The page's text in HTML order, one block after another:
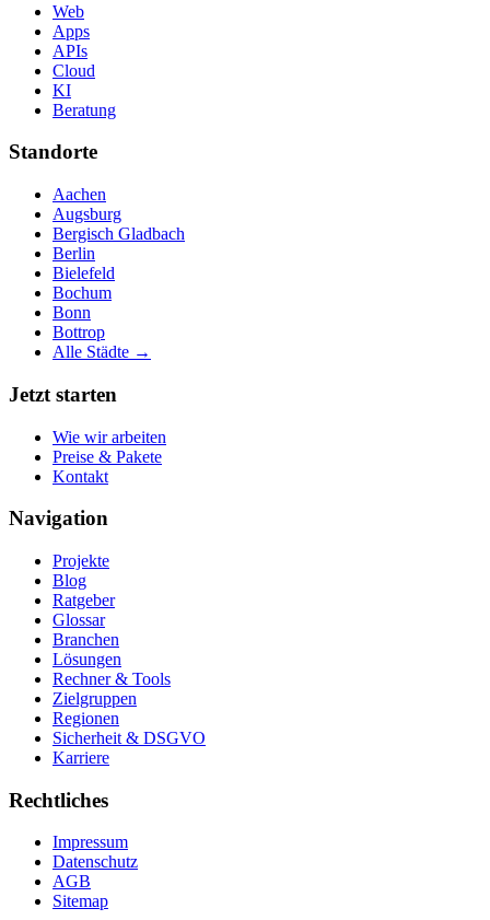
Web
Apps
APIs
Cloud
KI
Beratung
Standorte
Aachen
Augsburg
Bergisch Gladbach
Berlin
Bielefeld
Bochum
Bonn
Bottrop
Alle Städte →
Jetzt starten
Wie wir arbeiten
Preise & Pakete
Kontakt
Navigation
Projekte
Blog
Ratgeber
Glossar
Branchen
Lösungen
Rechner & Tools
Zielgruppen
Regionen
Sicherheit & DSGVO
Karriere
Rechtliches
Impressum
Datenschutz
AGB
Sitemap